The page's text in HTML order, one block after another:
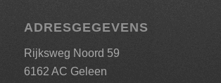
ADRESGEGEVENS
Rijksweg Noord 59
6162 AC Geleen